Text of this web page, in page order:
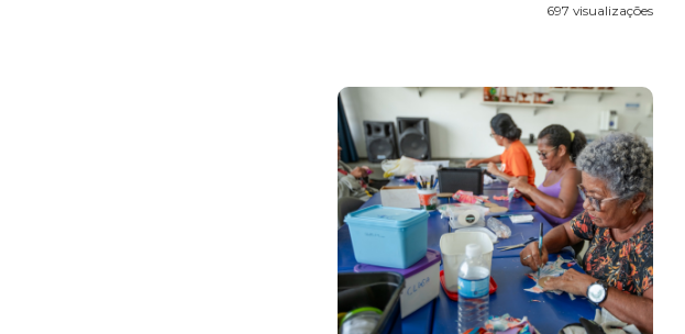
697 visualizações